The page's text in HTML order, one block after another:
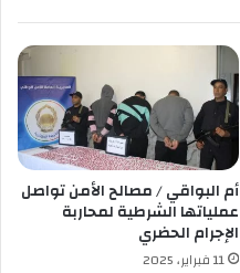
أم البواقي / مصالح الأمن تواصل
عملياتها الشرطية لمحاربة
الإجرام الحضري
11 فبراير، 2025